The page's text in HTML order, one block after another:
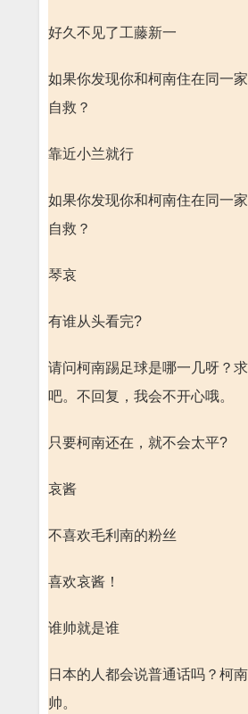
好久不见了工藤新一
如果你发现你和柯南住在同一
自救？
靠近小兰就行
如果你发现你和柯南住在同一
自救？
琴哀
有谁从头看完?
请问柯南踢足球是哪一几呀？
吧。不回复，我会不开心哦。
只要柯南还在，就不会太平?
哀酱
不喜欢毛利南的粉丝
喜欢哀酱！
谁帅就是谁
日本的人都会说普通话吗？柯
帅。